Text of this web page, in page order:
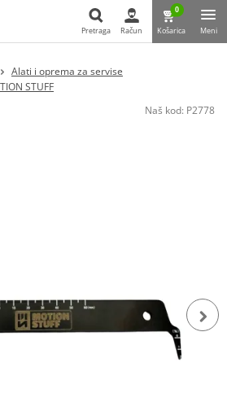
Pretraga Račun
0
Košarica Meni
Alati i oprema za servise
STUFF
Naš kod: P2778